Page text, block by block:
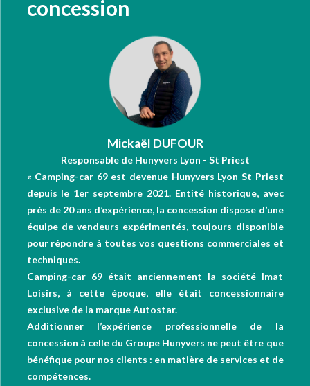
concession
Mickaël DUFOUR
Responsable de Hunyvers Lyon - St Priest
« Camping-car 69 est devenue Hunyvers Lyon St Priest
depuis le 1er septembre 2021. Entité historique, avec
près de 20 ans d’expérience, la concession dispose d’une
équipe de vendeurs expérimentés, toujours disponible
pour répondre à toutes vos questions commerciales et
techniques.
Camping-car 69 était anciennement la société Imat
Loisirs, à cette époque, elle était concessionnaire
exclusive de la marque Autostar.
Additionner l’expérience professionnelle de la
concession à celle du Groupe Hunyvers ne peut être que
bénéfique pour nos clients : en matière de services et de
compétences.